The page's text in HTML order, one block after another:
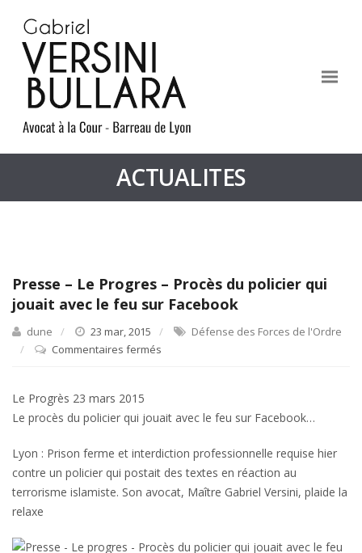
ACTUALITES
Presse – Le Progres – Procès du policier qui
jouait avec le feu sur Facebook
dune 23 mar, 2015
Défense des Forces de l'Ordre
Commentaires fermés
Progres
Procès
du
policier
avec
Le Progrès 23 mars 2015
Le procès du policier qui jouait avec le feu sur Facebook…
Lyon : Prison ferme et interdiction professionnelle requise hier
contre un policier qui postait des textes en réaction au
terrorisme islamiste. Son avocat, Maître Gabriel Versini, plaide la
relaxe